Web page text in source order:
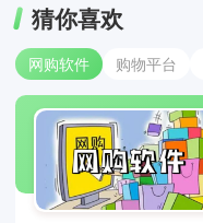
猜你喜欢
网购软件 购物平台